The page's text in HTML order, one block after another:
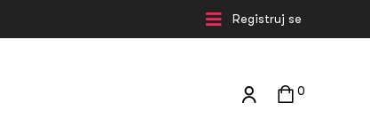
Registruj se
0